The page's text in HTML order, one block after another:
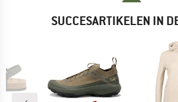
SUCCESARTIKELEN IN